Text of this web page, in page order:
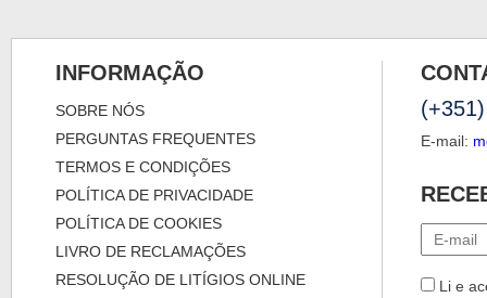
INFORMAÇÃO
SOBRE NÓS
PERGUNTAS FREQUENTES
TERMOS E CONDIÇÕES
POLÍTICA DE PRIVACIDADE
POLÍTICA DE COOKIES
LIVRO DE RECLAMAÇÕES
RESOLUÇÃO DE LITÍGIOS ONLINE
E-mail:
Li e